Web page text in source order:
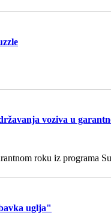
voziva u
roku iz programa
uglja"